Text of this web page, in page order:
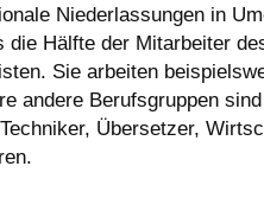
Niederlassungen in
die Hälfte der Mitarbeiter
Sie arbeiten
andere Berufsgruppen
Übersetzer,